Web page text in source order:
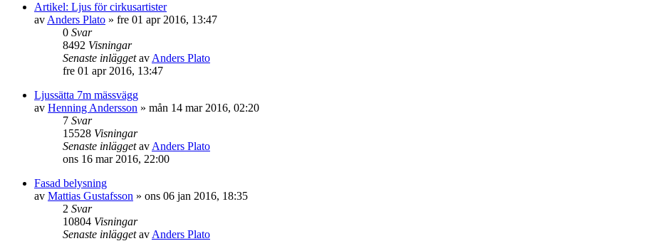
Artikel: Ljus för cirkusartister
av Anders Plato » fre 01 apr 2016, 13:47
0 Svar
8492 Visningar
Senaste inläggetav Anders Plato
fre 01 apr 2016, 13:47
Ljussätta 7m mässvägg
av Henning Andersson » mån 14 mar 2016, 02:20
7 Svar
15528 Visningar
Senaste inläggetav Anders Plato
ons 16 mar 2016, 22:00
Fasad belysning
av Mattias Gustafsson » ons 06 jan 2016, 18:35
2 Svar
10804 Visningar
Senaste inläggetav Anders Plato